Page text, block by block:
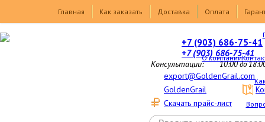
Главная
Как заказать Доставка Оплата
О компании
+7 (903) 686-75-41
+7 (903) 686-75-41
Консультации: 10:00 до
export@GoldenGrail.com
GoldenGrail
Скачать прайс-лист